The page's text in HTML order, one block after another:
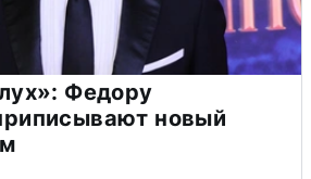
Федору
новый